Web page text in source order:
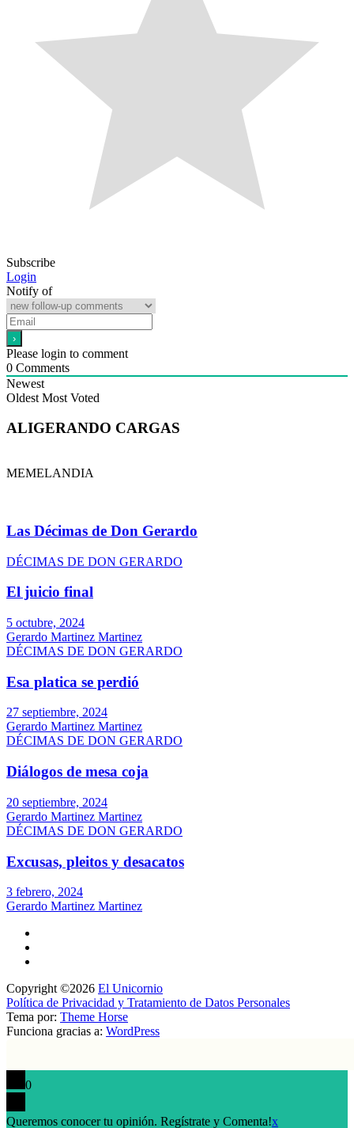
Subscribe
Login
Notify of
Please login to comment
0 Comments
Newest
Oldest Most Voted
ALIGERANDO CARGAS
MEMELANDIA
Las Décimas de Don Gerardo
DÉCIMAS DE DON GERARDO
El juicio final
5 octubre, 2024
Gerardo Martinez Martinez
DÉCIMAS DE DON GERARDO
Esa platica se perdió
27 septiembre, 2024
Gerardo Martinez Martinez
DÉCIMAS DE DON GERARDO
Diálogos de mesa coja
20 septiembre, 2024
Gerardo Martinez Martinez
DÉCIMAS DE DON GERARDO
Excusas, pleitos y desacatos
3 febrero, 2024
Gerardo Martinez Martinez
Copyright ©2026 El Unicornio
Política de Privacidad y Tratamiento de Datos Personales
Tema por: Theme Horse
Funciona gracias a: WordPress
0
Queremos conocer tu opinión. Regístrate y Comenta!x